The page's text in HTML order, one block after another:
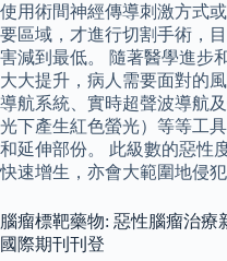
使用術間神經傳導刺激方式
要區域，才進行切割手術，
害減到最低。 隨著醫學進步
大大提升，病人需要面對的
導航系統、實時超聲波導航
光下產生紅色螢光）等等工
和延伸部份。 此級數的惡性
快速增生，亦會大範圍地侵
腦瘤標靶藥物: 惡性腦瘤治療
國際期刊刊登